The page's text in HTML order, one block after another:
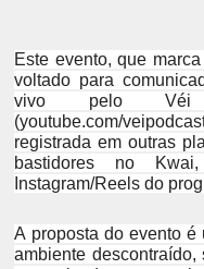
Este evento, que
voltado para
vivo pelo Véi
(youtube.com/
registrada em outras
bastidores no
Instagram/Reels do
A proposta do evento
ambiente